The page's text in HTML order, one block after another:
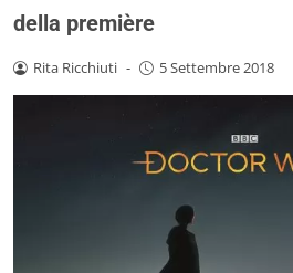
della première
Rita Ricchiuti - 5 Settembre 2018